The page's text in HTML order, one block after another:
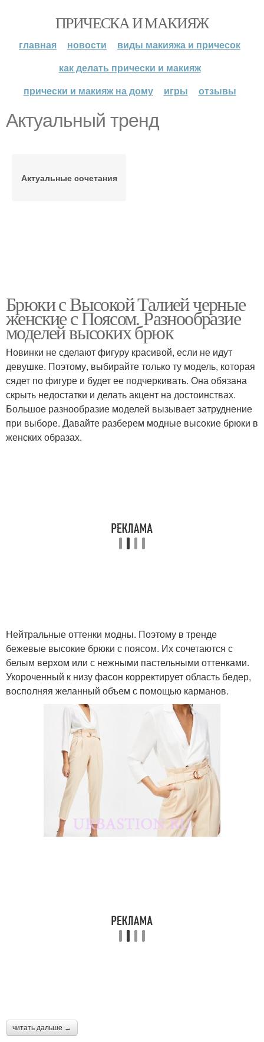
ПРИЧЕСКА И МАКИЯЖ
главная новости
виды макияжа и причесок
как делать прически и макияж
прически и макияж на дому
игры отзывы
Актуальный тренд
Актуальные сочетания
Брюки с Высокой Талией черные
женские с Поясом. Разнообразие
моделей высоких брюк
Новинки не сделают фигуру красивой, если не идут
девушке. Поэтому, выбирайте только ту модель, которая
сядет по фигуре и будет ее подчеркивать. Она обязана
скрыть недостатки и делать акцент на достоинствах.
Большое разнообразие моделей вызывает затруднение
при выборе. Давайте разберем модные высокие брюки в
женских образах.
Нейтральные оттенки модны. Поэтому в тренде
бежевые высокие брюки с поясом. Их сочетаются с
белым верхом или с нежными пастельными оттенками.
Укороченный к низу фасон корректирует область бедер,
восполняя желанный объем с помощью карманов.
читать дальше →